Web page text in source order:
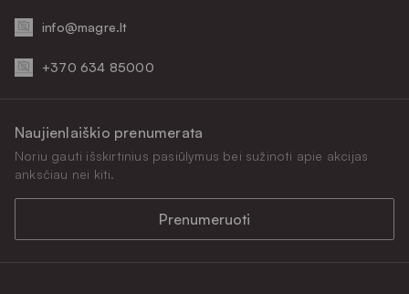
info@magre.lt
+370 634 85000
Naujienlaiškio prenumerata
Noriu gauti išskirtinius pasiūlymus bei sužinoti apie akcijas
anksčiau nei kiti.
Prenumeruoti